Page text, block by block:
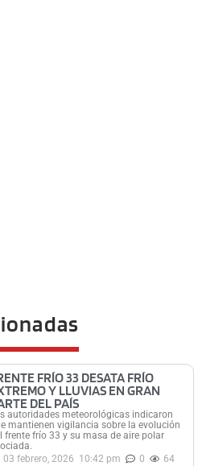
FRÍO 33 DESATA FRÍO
Y LLUVIAS EN GRAN
DEL PAÍS
autoridades meteorológicas indicaron
mantienen vigilancia sobre la evolución
frente frío 33 y su masa de aire polar
03 febrero, 2026 10:42 pm 0 64